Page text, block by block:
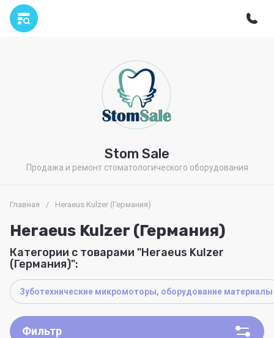
Stom Sale
Продажа и ремонт стоматологического оборудования
Главная / Heraeus Kulzer (Германия)
Heraeus Kulzer (Германия)
Категории с товарами "Heraeus Kulzer
(Германия)":
Зуботехнические микромоторы, оборудование материалы
Фильтр